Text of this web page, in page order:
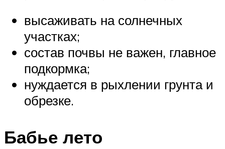
высаживать на солнечных
участках;
состав почвы не важен, главное
подкормка;
нуждается в рыхлении грунта и
обрезке.
Бабье лето